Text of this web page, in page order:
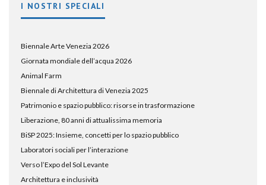
I NOSTRI SPECIALI
Biennale Arte Venezia 2026
Giornata mondiale dell’acqua 2026
Animal Farm
Biennale di Architettura di Venezia 2025
Patrimonio e spazio pubblico: risorse in trasformazione
Liberazione, 80 anni di attualissima memoria
BiSP 2025: Insieme, concetti per lo spazio pubblico
Laboratori sociali per l’interazione
Verso l’Expo del Sol Levante
Architettura e inclusività